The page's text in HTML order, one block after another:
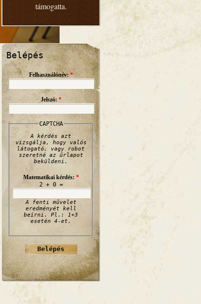
támogatta.
Belépés
Felhasználónév:*
Jelszó: *
CAPTCHA
A kérdés azt
vizsgálja, hogy valós
látogató, vagy robot
szeretné az űrlapot
beküldeni.
Matematikai kérdés: *
2 + 0 =
A fenti művelet
eredményét kell
beírni. Pl.: 1+3
esetén 4-et.